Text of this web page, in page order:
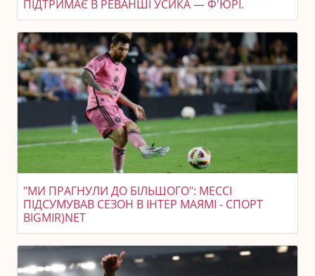
ПІДТРИМАЄ В РЕВАНШІ УСИКА — Ф'ЮРІ.
"МИ ПРАГНУЛИ ДО БІЛЬШОГО": МЕССІ
ПІДСУМУВАВ СЕЗОН В ІНТЕР МАЯМІ - СПОРТ
BIGMIR)NET